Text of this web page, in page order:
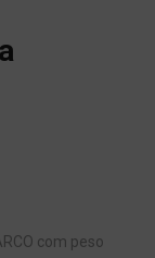
com peso